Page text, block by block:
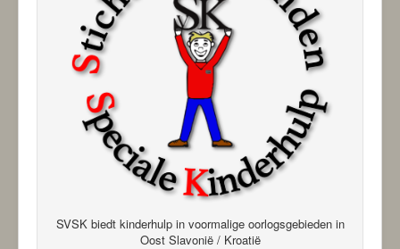
SVSK biedt kinderhulp in voormalige oorlogsgebieden in
Oost Slavonië / Kroatië